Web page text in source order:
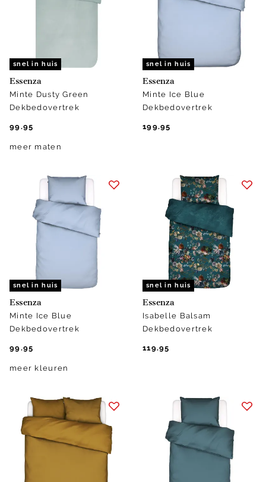
snel in huis
Essenza
Minte Dusty Green
Dekbedovertrek
99.95
meer maten
snel in huis
Essenza
Minte Ice Blue
Dekbedovertrek
199.95
snel in huis
Essenza
Minte Ice Blue
Dekbedovertrek
99.95
meer kleuren
snel in huis
Essenza
Isabelle Balsam
Dekbedovertrek
119.95